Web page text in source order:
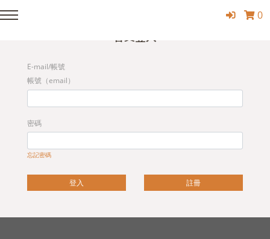
0
會員登入
E-mail/帳號
帳號（email）
密碼
忘記密碼
登入 註冊